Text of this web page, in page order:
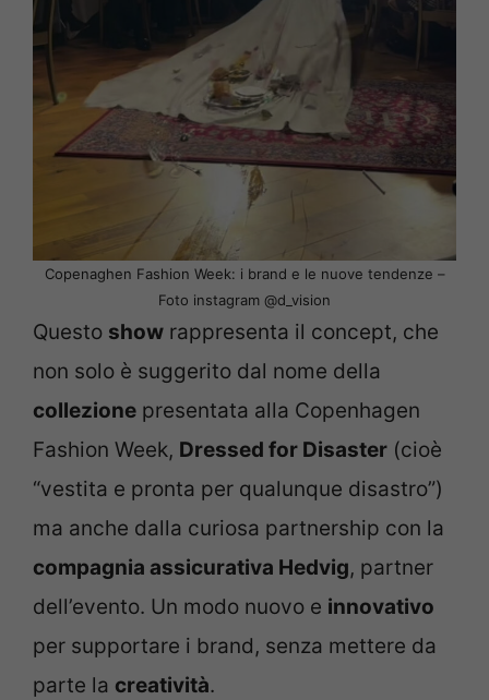
Copenaghen Fashion Week: i brand e le nuove tendenze –
Foto instagram @d_vision
Questo show rappresenta il concept, che
non solo è suggerito dal nome della
collezione presentata alla Copenhagen
Fashion Week, Dressed for Disaster (cioè
“vestita e pronta per qualunque disastro”)
ma anche dalla curiosa partnership con la
compagnia assicurativa Hedvig, partner
dell’evento. Un modo nuovo e innovativo
per supportare i brand, senza mettere da
parte la creatività.